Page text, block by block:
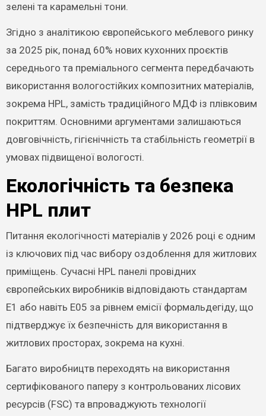
зелені та карамельні тони.
Згідно з аналітикою європейського меблевого ринку
за 2025 рік, понад 60% нових кухонних проєктів
середнього та преміального сегмента передбачають
використання вологостійких композитних матеріалів,
зокрема HPL, замість традиційного МДФ із плівковим
покриттям. Основними аргументами залишаються
довговічність, гігієнічність та стабільність геометрії в
умовах підвищеної вологості.
Екологічність та безпека
HPL плит
Питання екологічності матеріалів у 2026 році є одним
із ключових під час вибору оздоблення для житлових
приміщень. Сучасні HPL панелі провідних
європейських виробників відповідають стандартам
E1 або навіть E05 за рівнем емісії формальдегіду, що
підтверджує їх безпечність для використання в
житлових просторах, зокрема на кухні.
Багато виробництв переходять на використання
сертифікованого паперу з контрольованих лісових
ресурсів (FSC) та впроваджують технології